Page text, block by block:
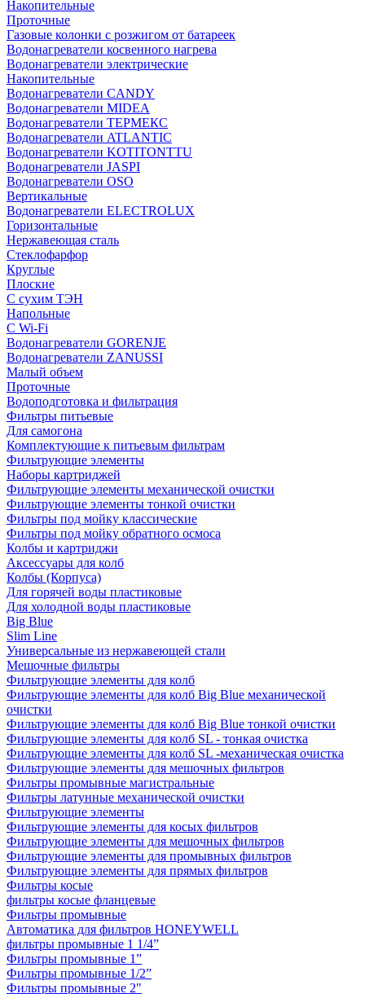
Накопительные
Проточные
Газовые колонки с розжигом от батареек
Водонагреватели косвенного нагрева
Водонагреватели электрические
Накопительные
Водонагреватели CANDY
Водонагреватели MIDEA
Водонагреватели ТЕРМЕКС
Водонагреватели ATLANTIC
Водонагреватели KOTITONTTU
Водонагреватели JASPI
Водонагреватели OSO
Вертикальные
Водонагреватели ELECTROLUX
Горизонтальные
Нержавеющая сталь
Стеклофарфор
Круглые
Плоские
С сухим ТЭН
Напольные
С Wi-Fi
Водонагреватели GORENJE
Водонагреватели ZANUSSI
Малый объем
Проточные
Водоподготовка и фильтрация
Фильтры питьевые
Для самогона
Комплектующие к питьевым фильтрам
Фильтрующие элементы
Наборы картриджей
Фильтрующие элементы механической очистки
Фильтрующие элементы тонкой очистки
Фильтры под мойку классические
Фильтры под мойку обратного осмоса
Колбы и картриджи
Аксессуары для колб
Колбы (Корпуса)
Для горячей воды пластиковые
Для холодной воды пластиковые
Big Blue
Slim Line
Универсальные из нержавеющей стали
Мешочные фильтры
Фильтрующие элементы для колб
Фильтрующие элементы для колб Big Blue механической
очистки
Фильтрующие элементы для колб Big Blue тонкой очистки
Фильтрующие элементы для колб SL - тонкая очистка
Фильтрующие элементы для колб SL -механическая очистка
Фильтрующие элементы для мешочных фильтров
Фильтры промывные магистральные
Фильтры латунные механической очистки
Фильтрующие элементы
Фильтрующие элементы для косых фильтров
Фильтрующие элементы для мешочных фильтров
Фильтрующие элементы для промывных фильтров
Фильтрующие элементы для прямых фильтров
Фильтры косые
фильтры косые фланцевые
Фильтры промывные
Автоматика для фильтров HONEYWELL
фильтры промывные 1 1/4”
Фильтры промывные 1”
Фильтры промывные 1/2”
Фильтры промывные 2"